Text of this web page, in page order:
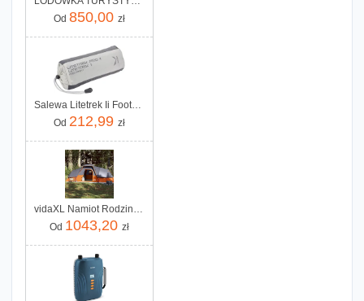
Od 850,00 zł
Salewa Litetrek Ii Footprint Grey
Od 212,99 zł
vidaXL Namiot Rodzinny 11 Os Szaro Pomarańczowy Wodoszczelny 94568
Od 1043,20 zł